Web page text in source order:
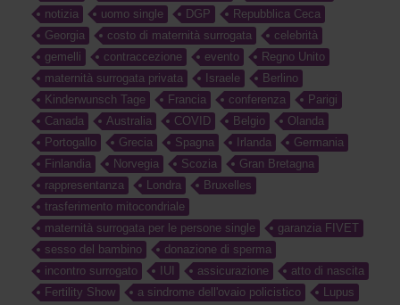
notizia
uomo single DGP
Repubblica Ceca
Georgia
costo di maternità surrogata
celebrità
gemelli
contraccezione evento
Regno Unito
maternità surrogata privata
Israele
Berlino
Kinderwunsch Tage
Francia conferenza
Parigi
Canada
Australia COVID Belgio
Olanda
Portogallo
Grecia Spagna Irlanda
Germania
Finlandia
Norvegia Scozia
Gran Bretagna
rappresentanza
Londra
Bruxelles
trasferimento mitocondriale
maternità surrogata per le persone single
garanzia FIVET
sesso del bambino
donazione di sperma
incontro surrogato
IUI assicurazione
atto di nascita
Fertility Show
a sindrome dell'ovaio policistico
Lupus